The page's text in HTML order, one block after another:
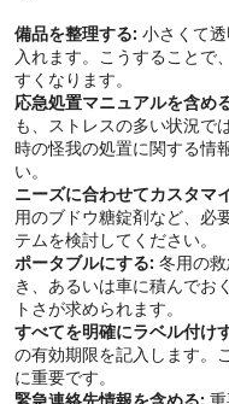
備品を整理する: 小さくて
入れます。こうすることで
すくなります。
応急処置マニュアルを含め
も、ストレスの多い状況で
時の怪我の処置に関する情
い。
ニーズに合わせてカスタマ
用のブドウ糖錠剤など、必
テムを検討してください。
ポータブルにする: 冬用の
き、あるいは車に積んでお
トさが求められます。
すべてを明確にラベル付け
の有効期限を記入します。
に重要です。